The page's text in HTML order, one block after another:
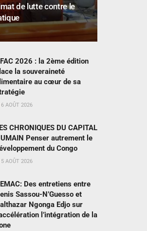
de lutte contre le
2026 : la 2ème édition
la souveraineté
au cœur de sa
6 AOÛT 2026
CHRONIQUES DU CAPITAL
Penser autrement le
du Congo
5 AOÛT 2026
Des entretiens entre
Sassou-N’Guesso et
Ngonga Edjo sur
l’intégration de la